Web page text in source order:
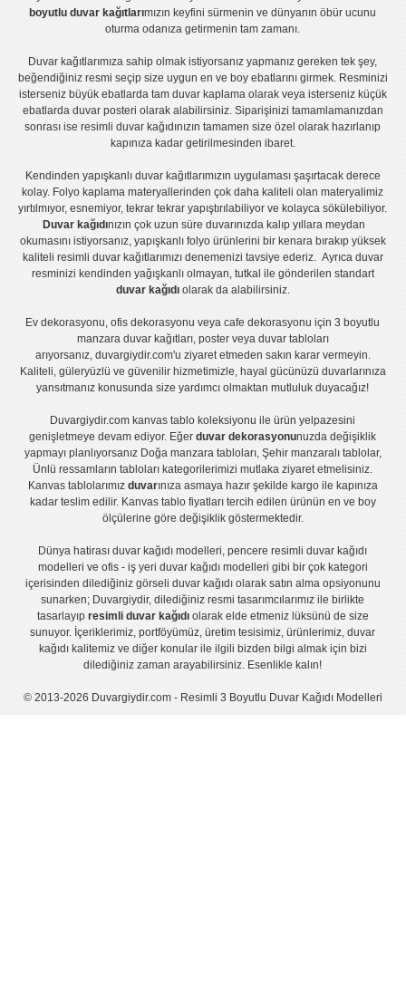
boyutlu duvar kağıtlarımızın keyfini sürmenin ve dünyanın öbür ucunu
oturma odanıza getirmenin tam zamanı.
Duvar kağıtlarımıza sahip olmak istiyorsanız yapmanız gereken tek şey,
beğendiğiniz resmi seçip size uygun en ve boy ebatlarını girmek. Resminizi
isterseniz büyük ebatlarda tam duvar kaplamaolarak veya isterseniz küçük
ebatlarda duvar posteri olarak alabilirsiniz. Siparişinizi tamamlamanızdan
sonrası iseresimli duvar kağıdınızın tamamen size özel olarak hazırlanıp
kapınıza kadar getirilmesinden ibaret.
Kendinden yapışkanlı duvar kağıtlarımızın uygulamasışaşırtacak derece
kolay. Folyo kaplama materyallerinden çok daha kaliteli olanmateryalimiz
yırtılmıyor, esnemiyor, tekrar tekrar yapıştırılabiliyor ve kolayca sökülebiliyor.
Duvar kağıdınızın çok uzun süre duvarınızda kalıp yıllara meydan
okumasını istiyorsanız, yapışkanlı folyoürünlerini bir kenara bırakıp yüksek
kaliteli resimli duvar kağıtlarımızı denemenizi tavsiye ederiz. Ayrıca duvar
resminizi kendinden yağışkanlı olmayan, tutkal ile gönderilen standart
duvar kağıdıolarak da alabilirsiniz.
Ev dekorasyonu,ofis dekorasyonu veyacafe dekorasyonu için3 boyutlu
manzara duvar kağıtları, posterveya duvar tabloları
arıyorsanız, duvargiydir.com'u ziyaret etmeden sakın karar vermeyin.
Kaliteli, güleryüzlü ve güvenilir hizmetimizle, hayal gücünüzü duvarlarınıza
yansıtmanız konusunda size yardımcı olmaktan mutluluk duyacağız!
Duvargiydir.com kanvas tablo koleksiyonu ile ürün yelpazesini
genişletmeye devam ediyor. Eğerduvar dekorasyonunuzda değişiklik
yapmayı planlıyorsanız Doğa manzara tabloları, Şehir manzaralı tablolar,
Ünlü ressamların tabloları kategorilerimizi mutlaka ziyaret etmelisiniz.
Kanvas tablolarımız duvarınıza asmaya hazır şekilde kargo ile kapınıza
kadar teslim edilir. Kanvas tablo fiyatlarıtercih edilen ürünün en ve boy
ölçülerine göre değişiklik göstermektedir.
Dünya hatirası duvar kağıdı modelleri,pencere resimli duvar kağıdı
modelleri ve ofis - iş yeri duvar kağıdı modelleri gibi bir çok kategori
içerisinden dilediğiniz görseli duvar kağıdı olarak satın alma opsiyonunu
sunarken; Duvargiydir, dilediğiniz resmi tasarımcılarımız ile birlikte
tasarlayıp resimli duvar kağıdıolarak elde etmeniz lüksünü de size
sunuyor. İçeriklerimiz, portföyümüz, üretim tesisimiz, ürünlerimiz, duvar
kağıdı kalitemiz ve diğer konular ile ilgili bizden bilgi almak için bizi
dilediğiniz zaman arayabilirsiniz. Esenlikle kalın!
© 2013-2026 Duvargiydir.com - Resimli 3 Boyutlu Duvar Kağıdı Modelleri